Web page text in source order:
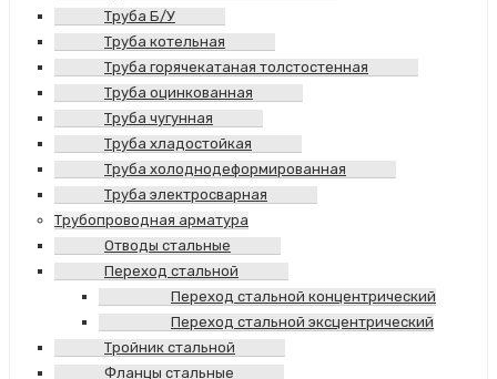
Труба Б/У
Труба котельная
Труба горячекатаная толстостенная
Труба оцинкованная
Труба чугунная
Труба хладостойкая
Труба холоднодеформированная
Труба электросварная
Трубопроводная арматура
Отводы стальные
Переход стальной
Переход стальной концентрический
Переход стальной эксцентрический
Тройник стальной
Фланцы стальные